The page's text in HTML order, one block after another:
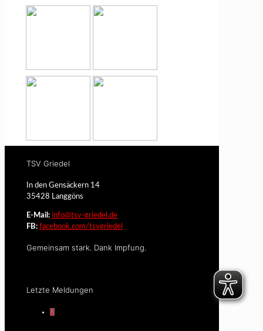
TSV Griedel
In den Gensäckern 14
35428 Langgöns
E-Mail: info@tsv-griedel.de
FB: facebook.com/tsvgriedel
Gemeinsam stark. Dank Impfung.
Letzte Meldungen
0